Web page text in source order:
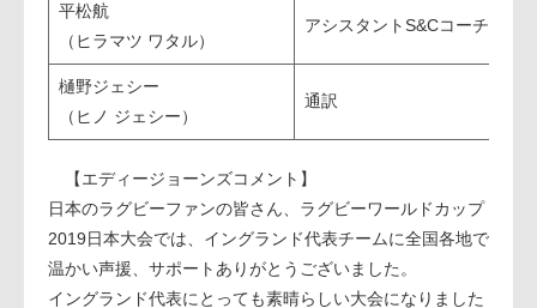
平松航
（ヒラマツ ワタル）
アシスタントS&Cコーチ
樋野ジェシー
（ヒノ ジェシー）
通訳
【エディージョーンズコメント】
日本のラグビーファンの皆さん、ラグビーワールドカップ
2019日本大会では、イングランド代表チームに全国各地で
温かい声援、サポートありがとうございました。
イングランド代表にとっても素晴らしい大会になりました